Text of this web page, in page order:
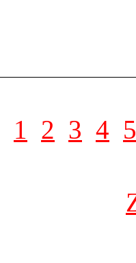
1 2 3 4 5